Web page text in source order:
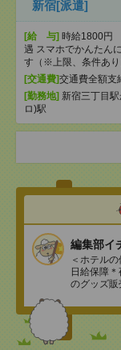
新宿[派遣]
[給 与] 時給1800円
遇 スマホでかんたん
す（※上限、条件あり
[交通費]交通費全額支
[勤務地] 新宿三丁目
ロ)駅
編集部イ
＜ホテル
日給保障
のグッズ